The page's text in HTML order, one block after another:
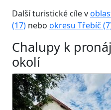
Další turistické cíle v
(17) nebo okresu Třebíč
Chalupy k
okolí